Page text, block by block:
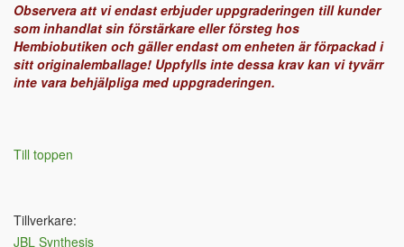
Observera att vi endast erbjuder uppgraderingen till kunder
som inhandlat sin förstärkare eller försteg hos
Hembiobutiken och gäller endast om enheten är förpackad i
sitt originalemballage! Uppfylls inte dessa krav kan vi tyvärr
inte vara behjälpliga med uppgraderingen.
Till toppen
Tillverkare:
JBL Synthesis